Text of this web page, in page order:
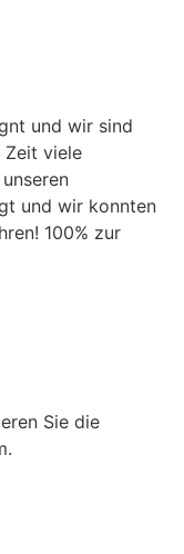
und wir sind
Zeit viele
und wir konnten
100% zur
Sie die